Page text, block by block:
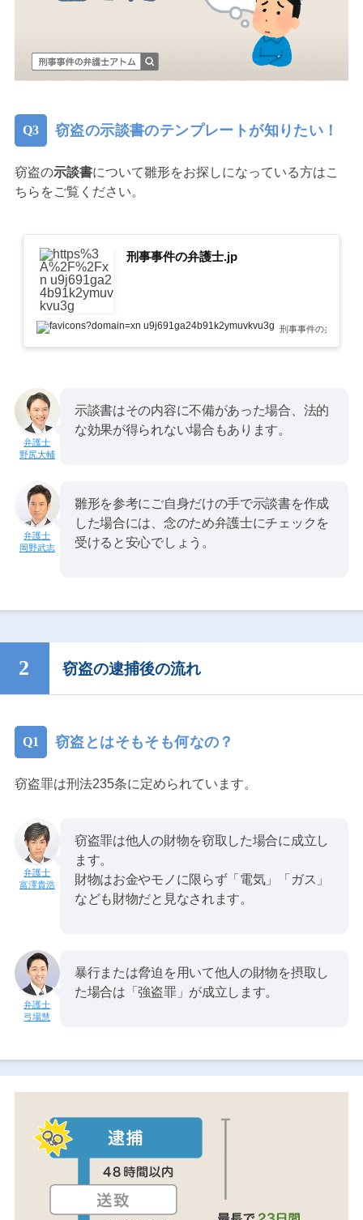
窃盗の示談書のテンプレートが知りたい！
窃盗の示談書について雛形をお探しになっている方はこ
ちらをご覧ください。
刑事事件の弁護士.jp
刑事事件の弁護士.jp
野尻大輔
示談書はその内容に不備があった場合、法的
な効果が得られない場合もあります。
岡野武志
雛形を参考にご自身だけの手で示談書を作成
した場合には、念のため弁護士にチェックを
受けると安心でしょう。
窃盗の逮捕後の流れ
窃盗とはそもそも何なの？
窃盗罪は刑法235条に定められています。
富澤貴浩
窃盗罪は他人の財物を窃取した場合に成立し
ます。
財物はお金やモノに限らず「電気」「ガス」
なども財物だと見なされます。
弓場慧
暴行または脅迫を用いて他人の財物を摂取し
た場合は「強盗罪」が成立します。